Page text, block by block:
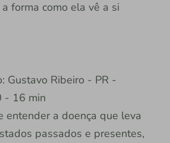
forma como ela vê a si
Gustavo Ribeiro - PR -
- 16 min
entender a doença que leva
passados e presentes,